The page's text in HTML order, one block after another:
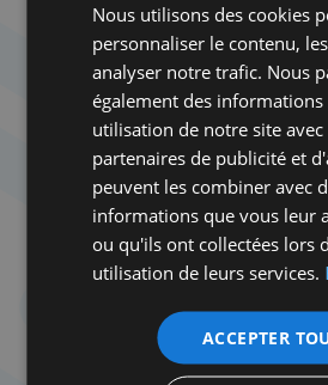
reçu par le conférencier. Et les
surprenantes, comme le fait de
compliqué »à la question« les
, n’ont généré aucune
été au rendez-vous ; la vigilance
paternalisme, un peu
le conférencier et l’auditoire
prise de position par rapport à la
concernés » dans ces débats. Il
discussion intéressante, menée
d’autres luttes. Pour prendre à
du féminisme, les
les collectifs mettent en avant
Nous utilisons des cookies
personnaliser le contenu,
analyser notre trafic. Nous
également des
utilisation de notre site avec
partenaires de publicité et
peuvent les combiner avec
informations que vous leur
ou qu'ils ont collectées lors
utilisation de leurs services.
ACCEPTER